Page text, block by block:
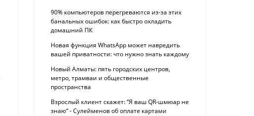
90% компьютеров перегреваются из-за этих
банальных ошибок: как быстро охладить
домашний ПК
Новая функция WhatsApp может навредить
вашей приватности: что нужно знать каждому
Новый Алматы: пять городских центров,
метро, трамваи и общественные
пространства
Взрослый клиент скажет: “Я ваш QR-шмюар не
знаю“ - Сулейменов об оплате картами